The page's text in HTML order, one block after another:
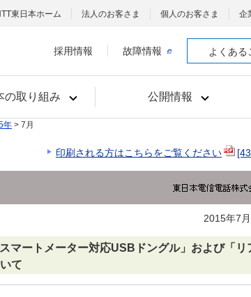
の取り組み 公開情報
東日本ホーム 法人のお客さま 個人のお客さま 企
採用情報 故障情報 よくある
年 > 7月
印刷される方はこちらをご覧ください
2015年7
マートメーター対応USBドングル」および「リ
て